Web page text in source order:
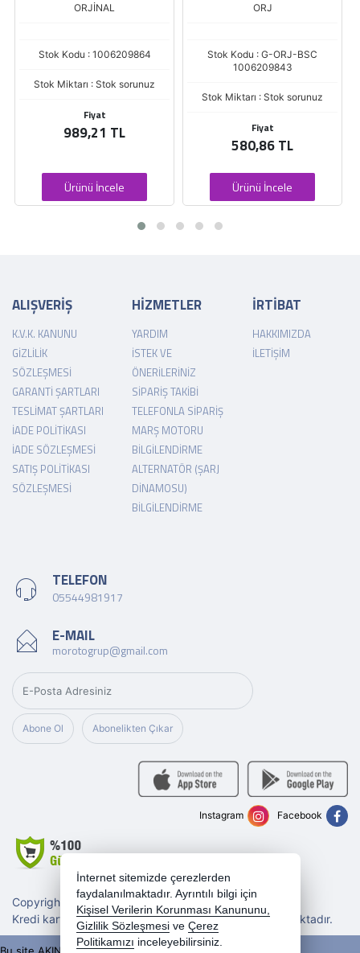
ORJİNAL
Stok Kodu : 1006209864
Stok Miktarı : Stok sorunuz
Fiyat
989,21 TL
Ürünü İncele
ORJ
Stok Kodu : G-ORJ-BSC
1006209843
Stok Miktarı : Stok sorunuz
Fiyat
580,86 TL
Ürünü İncele
ALIŞVERİŞ
K.V.K. KANUNU
GIZLILIK
SÖZLEŞMESI
GARANTI ŞARTLARI
TESLIMAT ŞARTLARI
İADE POLITIKASI
İADE SÖZLEŞMESI
SATIŞ POLITIKASI
SÖZLEŞMESI
HİZMETLER
YARDIM
İSTEK VE
ÖNERILERINIZ
SIPARIŞ TAKIBI
TELEFONLA SIPARIŞ
MARŞ MOTORU
BILGILENDIRME
ALTERNATÖR (ŞARJ
DINAMOSU)
BILGILENDIRME
İRTİBAT
HAKKIMIZDA
İLETIŞIM
TELEFON
05544981917
E-MAIL
morotogrup@gmail.com
Abone Ol Abonelikten Çıkar
Copyright 2026 morotogrup.com - Tüm hakları saklıdır.
Kredi kartı bilgileriniz 256bit SSL sertifikası ile korunmaktadır.
Facebook
Instagram
İnternet sitemizde çerezlerden
faydalanılmaktadır. Ayrıntılı bilgi için
Kişisel Verilerin Korunması Kanununu,
Gizlilik Sözleşmesi ve Çerez
Politikamızı inceleyebilirsiniz.